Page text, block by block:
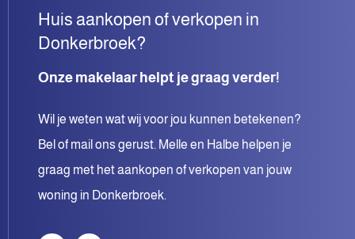
Huis aankopen of verkopen in
Donkerbroek?
Onze makelaar helpt je graag verder!
Wil je weten wat wij voor jou kunnen betekenen?
Bel of mail ons gerust. Melle en Halbe helpen je
graag met het aankopen of verkopen van jouw
woning in Donkerbroek.